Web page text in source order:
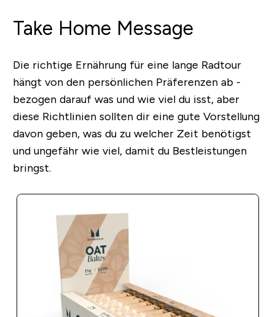
Take Home Message
Die richtige Ernährung für eine lange Radtour
hängt von den persönlichen Präferenzen ab -
bezogen darauf was und wie viel du isst, aber
diese Richtlinien sollten dir eine gute Vorstellung
davon geben, was du zu welcher Zeit benötigst
und ungefähr wie viel, damit du Bestleistungen
bringst.